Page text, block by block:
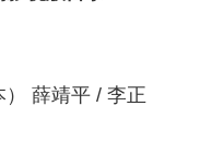
薛靖平 / 李正